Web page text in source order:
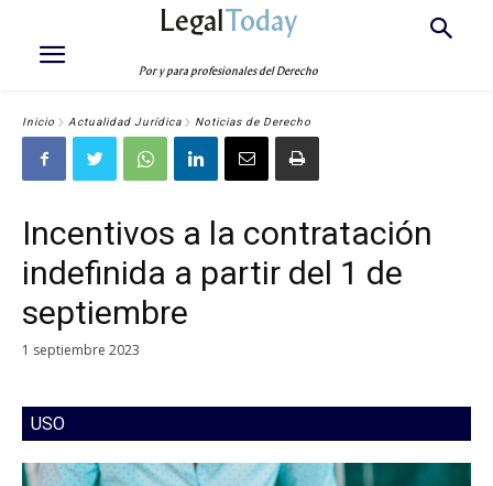
LegalToday
Por y para profesionales del Derecho
Inicio Actualidad Jurídica Noticias de Derecho
Incentivos a la contratación
indefinida a partir del 1 de
septiembre
1 septiembre 2023
USO